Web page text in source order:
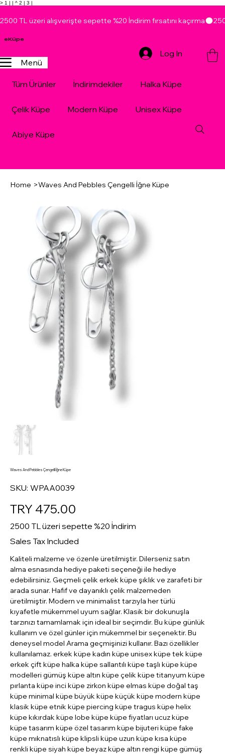
> 1 | | ^ 2 | 3 |
2500 TL üzeri alışverişte sepette %20 İndirim fırsatını kaçırma
Menü
eKüpe
Tüm Ürünler İndirimdekiler Halka Küpe
Çelik Küpe Modern Küpe Unisex Küpe
Abiye Küpe
Log In
Home >Waves And Pebbles Çengelli İğne Küpe
Waves And Pebbles Çengelli İğne Küpe
SKU: SKU
WPAA0039
WPAA0039
TRY 475.00
2500 TL üzeri sepette %20 İndirim
Sales Tax Included
Kaliteli malzeme ve özenle üretilmiştir. Dilerseniz satın
alma esnasında hediye paketi seçeneği ile hediye
edebilirsiniz. Geçmeli çelik erkek küpe şıklık ve zarafeti bir
arada sunar. Hafif ve dayanıklı çelik malzemeden
üretilmiştir. Modern ve minimalist tarzıyla her türlü
kıyafetle mükemmel uyum sağlar. Klasik bir dokunuşla
tarzınızı tamamlamak için ideal bir seçimdir. Bu küpe günlük
kullanım ve özel günler için mükemmel bir seçenektir. Bu
deneysel model Arama geçmişinizi kullanır. Bazı özellikler
kullanılamaz. erkek küpe kadın küpe unisex küpe tek küpe
erkek çift küpe halka küpe sallantılı küpe taşlı küpe küpe
modelleri gümüş küpe altın küpe çelik küpe titanyum küpe
pırlanta küpe inci küpe zirkon küpe elmas küpe doğal taş
küpe minimal küpe büyük küpe küçük küpe modern küpe
klasik küpe etnik küpe piercing küpe tragus küpe helix
küpe kıkırdak küpe lobe küpe küpe fiyatları ucuz küpe
küpe tasarım küpe özel tasarım küpe bijuteri küpe fake
küpe mıknatıslı küpe klipsli küpe uzun küpe kısa küpe
renkli küpe siyah küpe beyaz küpe altın rengi küpe gümüş